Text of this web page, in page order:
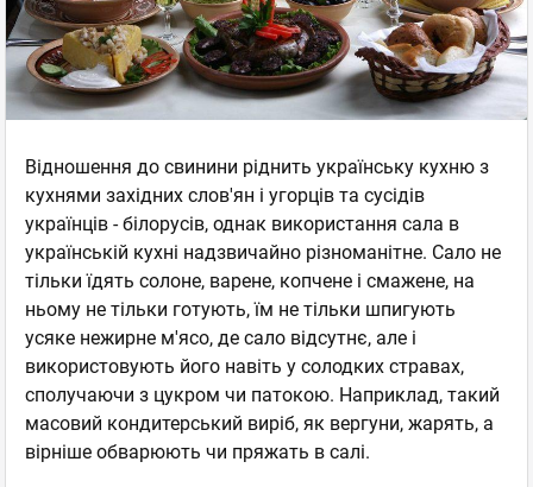
Відношення до свинини ріднить українську кухню з
кухнями західних слов'ян і угорців та сусідів
українців - білорусів, однак використання сала в
українській кухні надзвичайно різноманітне. Сало не
тільки їдять солоне, варене, копчене і смажене, на
ньому не тільки готують, їм не тільки шпигують
усяке нежирне м'ясо, де сало відсутнє, але і
використовують його навіть у солодких стравах,
сполучаючи з цукром чи патокою. Наприклад, такий
масовий кондитерський виріб, як вергуни, жарять, а
вірніше обварюють чи пряжать в салі.